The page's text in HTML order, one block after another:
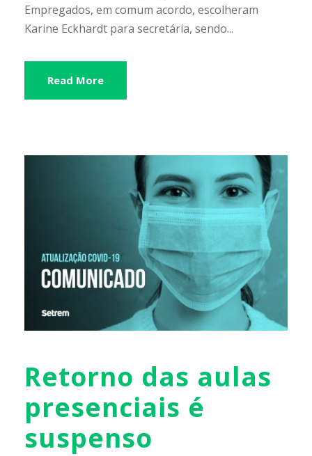
Empregados, em comum acordo, escolheram
Karine Eckhardt para secretária, sendo...
Read More
Retorno das aulas
presenciais é
suspenso